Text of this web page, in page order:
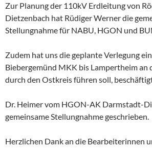
Zur Planung der 110kV Erdleitung von
Dietzenbach hat Rüdiger Werner die
Stellungnahme für NABU, HGON und
Zudem hat uns die geplante Verlegung
Biebergemünd MKK bis Lampertheim an
durch den Ostkreis führen soll,
Dr. Heimer vom HGON-AK Darmstadt-
gemeinsame Stellungnahme geschrieben.
Herzlichen Dank an die Bearbeiterinnen